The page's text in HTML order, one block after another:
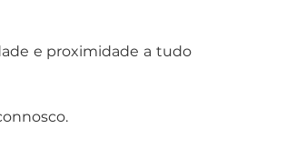
e proximidade a tudo